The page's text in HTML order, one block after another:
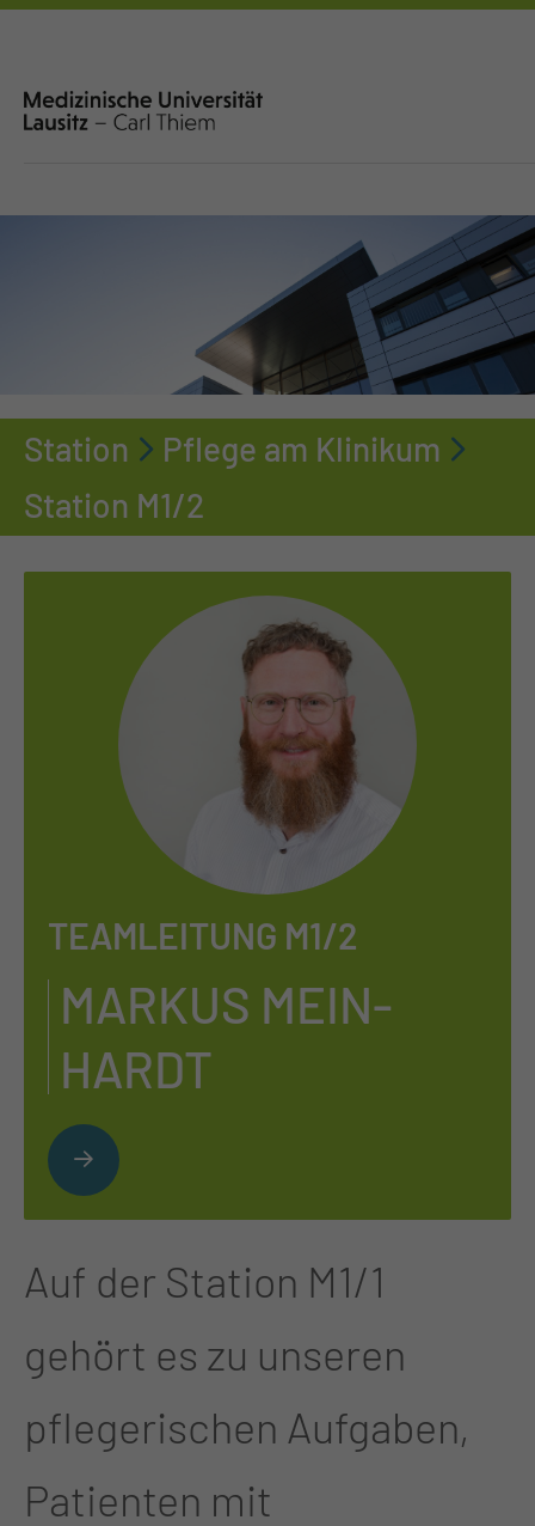
Station
Pflege am Klinikum
Station M1/2
TEAMLEITUNG M1/2
MAR­KUS MEIN­
HARDT
Auf der Station M1/1
gehört es zu unseren
pflegerischen Aufgaben,
Patienten mit